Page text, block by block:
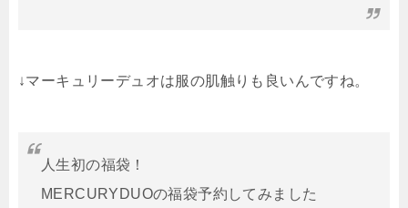
↓マーキュリーデュオは服の肌触りも良いんですね。
人生初の福袋！
MERCURYDUOの福袋予約してみました